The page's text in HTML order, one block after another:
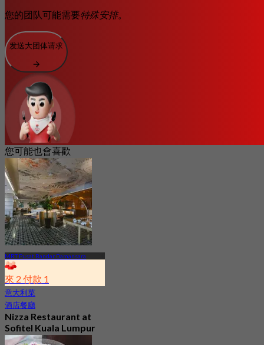
您的团队可能需要特殊安排。
发送大团体请求
您可能也會喜歡
MRT Pusat Bandar Damansara
來 2 付款 1
意大利菜
酒店餐廳
Nizza Restaurant at
Sofitel Kuala Lumpur
Damansara